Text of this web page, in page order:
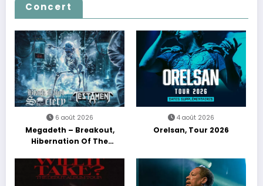
Concert
6 août 2026
Megadeth – Breakout,
Hibernation Of The
4 août 2026
Orelsan, Tour 2026